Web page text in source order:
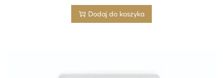
Dodaj do koszyka